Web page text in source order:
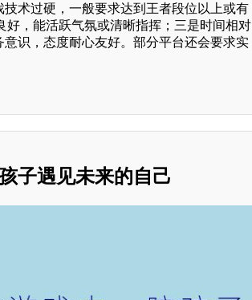
术过硬，一般要求达到王者段位以上或有
好，能活跃气氛或清晰指挥；三是时间相对
识，态度耐心友好。部分平台还会要求实
子遇见未来的自己